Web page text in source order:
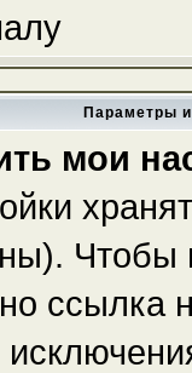
Параметры
мои
Чтобы
ссылка